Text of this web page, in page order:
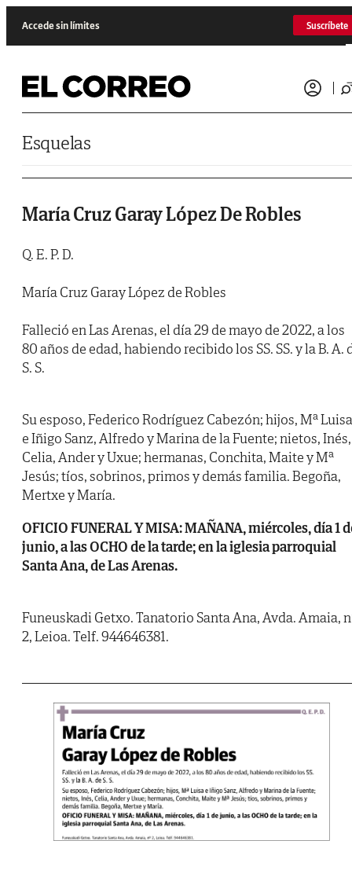
Accede sin límites Suscríbete
Esquelas
María Cruz Garay López De Robles
Q. E. P. D.
María Cruz Garay López de Robles
Falleció en Las Arenas, el día 29 de mayo de 2022, a los
80 años de edad, habiendo recibido los SS. SS. y la B. A.
S. S.
Su esposo, Federico Rodríguez Cabezón; hijos, Mª Luisa
e Iñigo Sanz, Alfredo y Marina de la Fuente; nietos, Inés,
Celia, Ander y Uxue; hermanas, Conchita, Maite y Mª
Jesús; tíos, sobrinos, primos y demás familia. Begoña,
Mertxe y María.
OFICIO FUNERAL Y MISA: MAÑANA, miércoles, día 1
junio, a las OCHO de la tarde; en la iglesia parroquial
Santa Ana, de Las Arenas.
Funeuskadi Getxo. Tanatorio Santa Ana, Avda. Amaia,
2, Leioa. Telf. 944646381.